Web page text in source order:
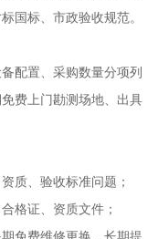
国标、市政验收规范。
配置、采购数量分项列
费上门勘测场地、出具
质、验收标准问题；
格证、资质文件；